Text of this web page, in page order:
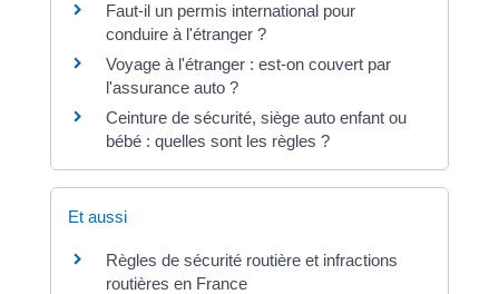
Faut-il un permis international pour
conduire à l'étranger ?
Voyage à l'étranger : est-on couvert par
l'assurance auto ?
Ceinture de sécurité, siège auto enfant ou
bébé : quelles sont les règles ?
Et aussi
Règles de sécurité routière et infractions
routières en France